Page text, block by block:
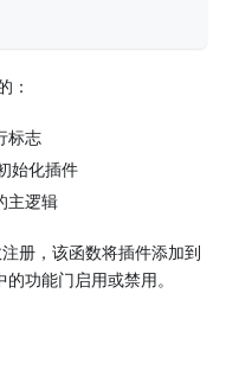
：
标志
始化插件
主逻辑
册，该函数将插件添加到
功能门启用或禁用。